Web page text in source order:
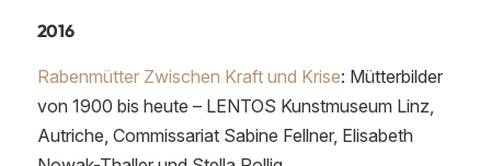
2016
Rabenmütter Zwischen Kraft und Krise: Mütterbilder
von 1900 bis heute – LENTOS Kunstmuseum Linz,
Autriche, Commissariat Sabi­ne Fell­ner, Eli­sa­beth